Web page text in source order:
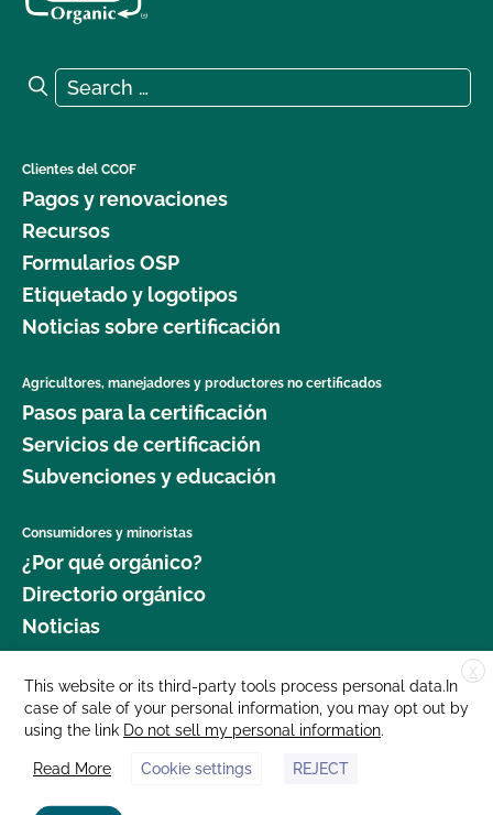
Search for:
Search
Clientes del CCOF
Pagos y renovaciones
Recursos
Formularios OSP
Etiquetado y logotipos
Noticias sobre certificación
Agricultores, manejadores y productores no certificados
Pasos para la certificación
Servicios de certificación
Subvenciones y educación
Consumidores y minoristas
¿Por qué orgánico?
Directorio orgánico
Noticias
Donar
Carreras profesionales
Sala de prensa
Contáctenos
X
This website or its third-party tools process personal data.In
case of sale of your personal information, you may opt out by
using the link Do not sell my personal information.
Read More Cookie settings REJECT